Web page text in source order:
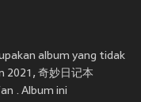
album yang tidak
2021, 奇妙日记本
. Album ini